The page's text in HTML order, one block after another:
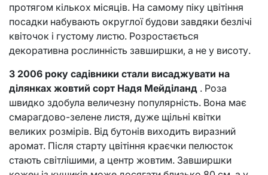
протягом кількох місяців. На самому піку цвітіння
посадки набувають округлої будови завдяки безлічі
квіточок і густому листю. Розростається
декоративна рослинність завширшки, а не у висоту.
З 2006 року садівники стали висаджувати на
ділянках жовтий сорт Надя Мейділанд . Роза
швидко здобула величезну популярність. Вона має
смарагдово-зелене листя, дуже щільні квітки
великих розмірів. Від бутонів виходить виразний
аромат. Після старту цвітіння краєчки пелюсток
стають світлішими, а центр жовтим. Завширшки